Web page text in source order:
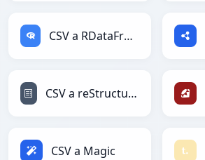
CSV a RDataFrame
CSV a reStructuredText
CSV a Magic